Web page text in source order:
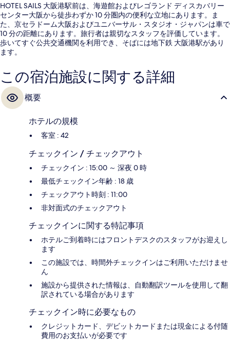
HOTEL SAILS 大阪港駅前は、海遊館およびレゴランド ディスカバリー
センター大阪から徒歩わずか 10 分圏内の便利な立地にあります。ま
た、京セラドーム大阪およびユニバーサル・スタジオ・ジャパンは車で
10 分の距離にあります。旅行者は親切なスタッフを評価しています。
歩いてすぐ公共交通機関を利用でき、そばには地下鉄 大阪港駅があり
ます。
この宿泊施設に関する詳細
概要
ホテルの規模
客室 : 42
チェックイン / チェックアウト
チェックイン : 15:00 ～ 深夜 0 時
最低チェックイン年齢 : 18 歳
チェックアウト時刻 : 11:00
非対面式のチェックアウト
チェックインに関する特記事項
ホテルご到着時にはフロントデスクのスタッフがお迎えし
ます
この施設では、時間外チェックインはご利用いただけませ
ん
施設から提供された情報は、自動翻訳ツールを使用して翻
訳されている場合があります
チェックイン時に必要なもの
クレジットカード、デビットカードまたは現金による付随
費用のお支払いが必要です